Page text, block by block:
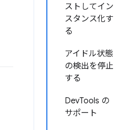
ストしてイン
スタンス化す
る
アイドル状態
の検出を停止
する
DevTools の
サポート